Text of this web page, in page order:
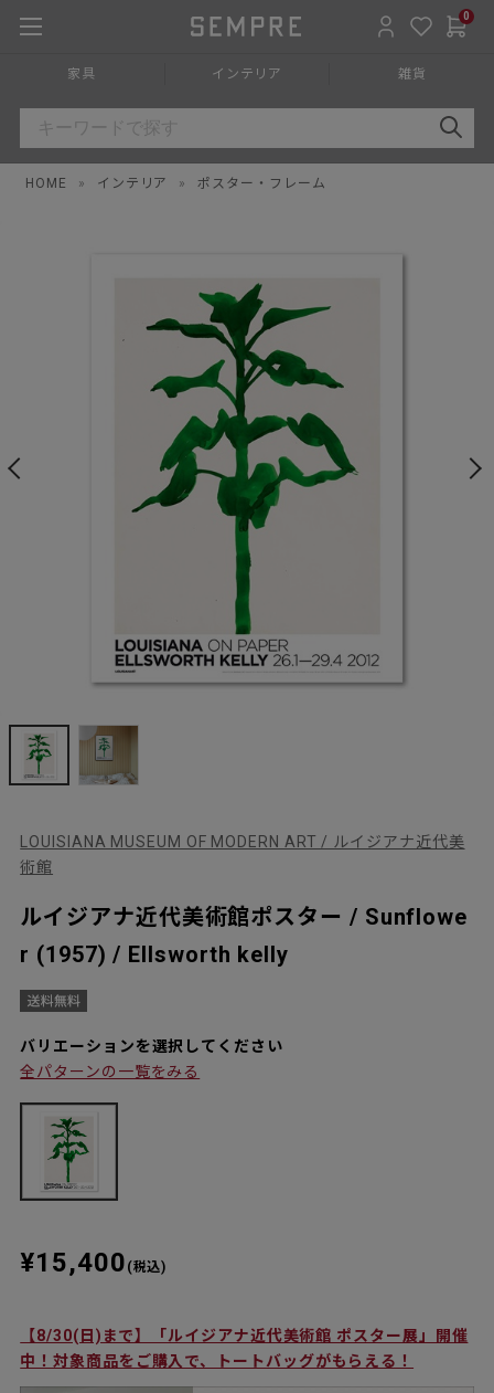
0
家具 インテリア 雑貨
HOME » インテリア » ポスター・フレーム
LOUISIANA MUSEUM OF MODERN ART / ルイジアナ近代美
術館
ルイジアナ近代美術館ポスター / Sunflowe
r (1957) / Ellsworth kelly
バリエーションを選択してください
全パターンの一覧をみる
¥15,400 (税込)
【8/30(日)まで】「ルイジアナ近代美術館 ポスター展」開催
中！対象商品をご購入で、トートバッグがもらえる！